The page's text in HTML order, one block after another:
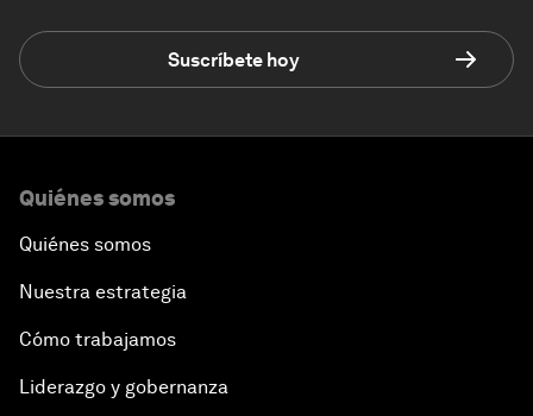
Suscríbete hoy
Quiénes somos
Quiénes somos
Nuestra estrategia
Cómo trabajamos
Liderazgo y gobernanza